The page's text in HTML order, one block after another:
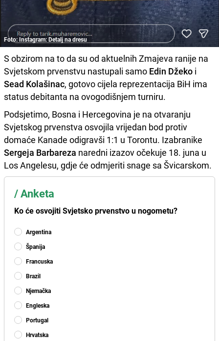
Foto: Instagram: Detalj na dresu
S obzirom na to da su od aktuelnih Zmajeva ranije na
Svjetskom prvenstvu nastupali samo Edin Džeko i
Sead Kolašinac, gotovo cijela reprezentacija BiH ima
status debitanta na ovogodišnjem turniru.
Podsjetimo, Bosna i Hercegovina je na otvaranju
Svjetskog prvenstva osvojila vrijedan bod protiv
domaće Kanade odigravši 1:1 u Torontu. Izabranike
Sergeja Barbareza naredni izazov očekuje 18. juna u
Los Angelesu, gdje će odmjeriti snage sa Švicarskom.
/Anketa
Ko će osvojiti Svjetsko prvenstvo u nogometu?
Argentina
Španija
Francuska
Brazil
Njemačka
Engleska
Portugal
Hrvatska